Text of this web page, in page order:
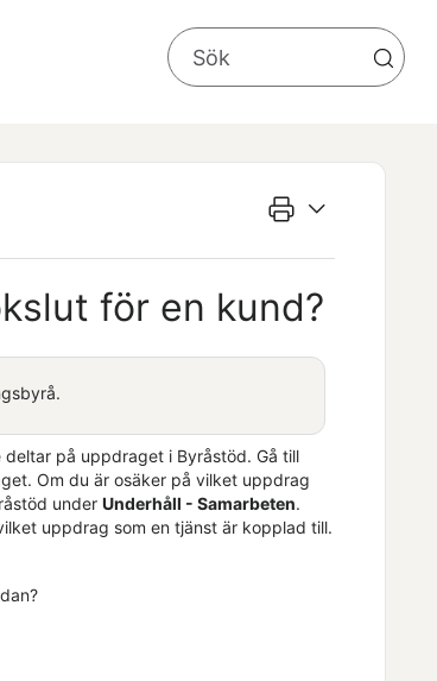
för en kund?
på uppdraget i Byråstöd. Gå till
Om du är osäker på vilket uppdrag
under Underhåll - Samarbeten.
uppdrag som en tjänst är kopplad till.